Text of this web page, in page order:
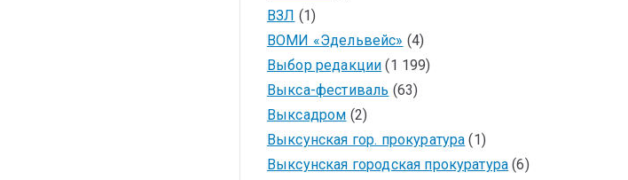
ВЗЛ (1)
ВОМИ «Эдельвейс» (4)
Выбор редакции (1 199)
Выкса-фестиваль (63)
Выксадром (2)
Выксунская гор. прокуратура (1)
Выксунская городская прокуратура (6)